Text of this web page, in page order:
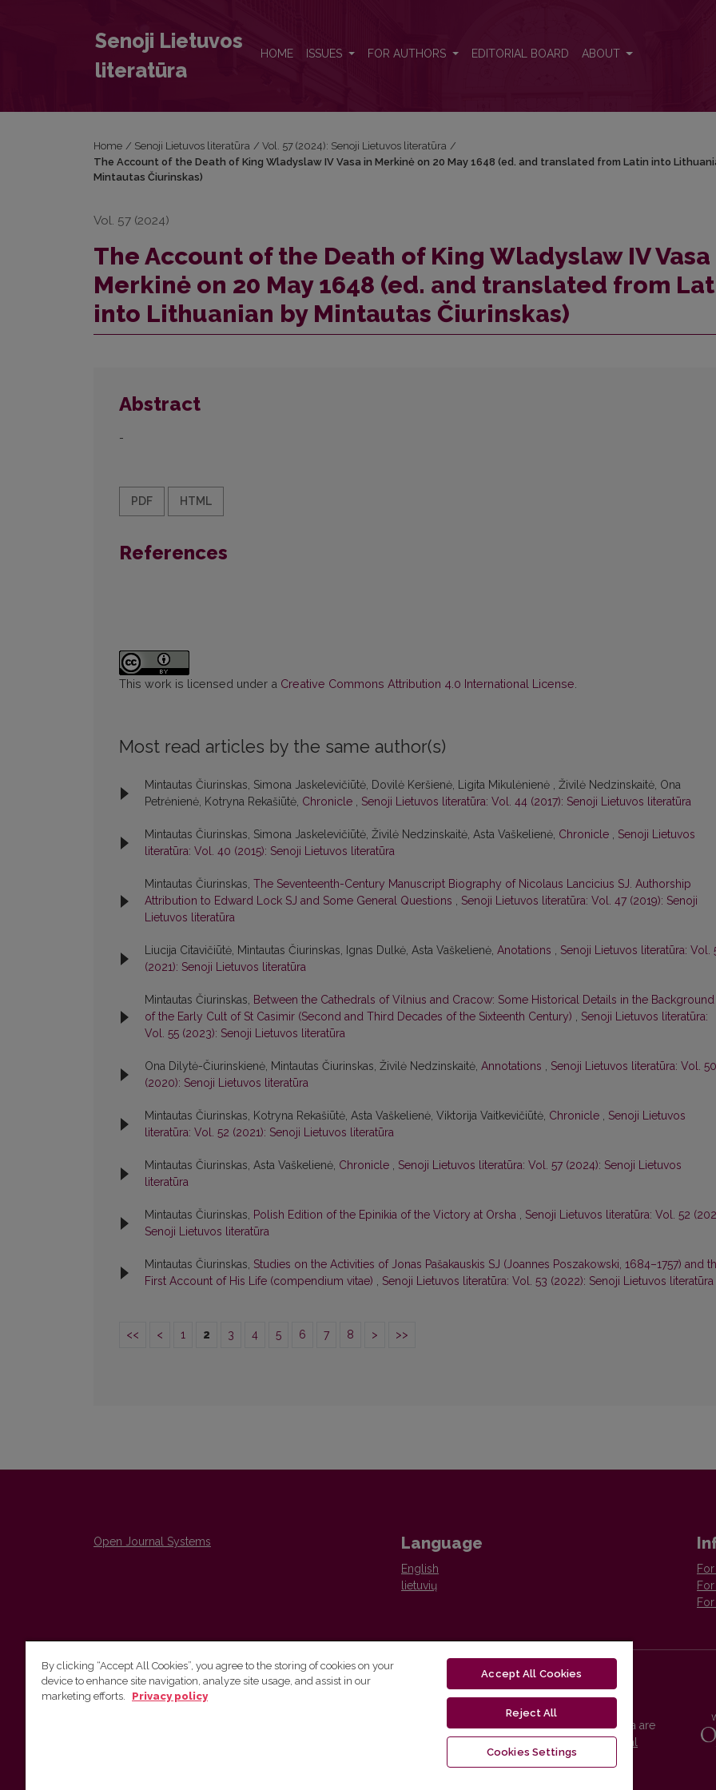
Senoji Lietuvos
literatūra
HOME ISSUES FOR AUTHORS EDITORIAL BOARD ABOUT
Home / Senoji Lietuvos literatūra / Vol. 57 (2024): Senoji Lietuvos literatūra /
The Account of the Death of King Wladyslaw IV Vasa in Merkinė on 20 May 1648 (ed. and translated from Latin into
Mintautas Čiurinskas)
Vol. 57 (2024)
The Account of the Death of King Wladyslaw IV Vasa
Merkinė on 20 May 1648 (ed. and translated from
into Lithuanian by Mintautas Čiurinskas)
Abstract
-
PDF HTML
References
This work is licensed under a Creative Commons Attribution 4.0 International License
Most read articles by the same author(s)
Mintautas Čiurinskas, Simona Jaskelevičiūtė, Dovilė Keršienė, Ligita Mikulėnienė , Živilė Nedzinskaitė, Ona
Petrėnienė, Kotryna Rekašiūtė, Chronicle , Senoji Lietuvos literatūra: Vol. 44 (2017): Senoji Lietuvos literatūra
Mintautas Čiurinskas, Simona Jaskelevičiūtė, Živilė Nedzinskaitė, Asta Vaškelienė, Chronicle , Senoji Lietuvos
literatūra: Vol. 40 (2015): Senoji Lietuvos literatūra
Mintautas Čiurinskas, The Seventeenth-Century Manuscript Biography of Nicolaus Lancicius SJ. Authorship
Attribution to Edward Lock SJ and Some General Questions , Senoji Lietuvos literatūra: Vol. 47 (2019): Senoji
Lietuvos literatūra
Liucija Citavičiūtė, Mintautas Čiurinskas, Ignas Dulkė, Asta Vaškelienė, Anotations , Senoji Lietuvos literatūra: Vol.
(2021): Senoji Lietuvos literatūra
Mintautas Čiurinskas, Between the Cathedrals of Vilnius and Cracow: Some Historical Details in the Background
of the Early Cult of St Casimir (Second and Third Decades of the Sixteenth Century) , Senoji Lietuvos literatūra:
Vol. 55 (2023): Senoji Lietuvos literatūra
Ona Dilytė-Čiurinskienė, Mintautas Čiurinskas, Živilė Nedzinskaitė, Annotations , Senoji Lietuvos literatūra: Vol. 50
(2020): Senoji Lietuvos literatūra
Mintautas Čiurinskas, Kotryna Rekašiūtė, Asta Vaškelienė, Viktorija Vaitkevičiūtė, Chronicle , Senoji Lietuvos
literatūra: Vol. 52 (2021): Senoji Lietuvos literatūra
Mintautas Čiurinskas, Asta Vaškelienė, Chronicle , Senoji Lietuvos literatūra: Vol. 57 (2024): Senoji Lietuvos
literatūra
Mintautas Čiurinskas, Polish Edition of the Epinikia of the Victory at Orsha , Senoji Lietuvos literatūra: Vol. 52
Senoji Lietuvos literatūra
Mintautas Čiurinskas, Studies on the Activities of Jonas Pašakauskis SJ (Joannes Poszakowski, 1684–1757) and
First Account of His Life (compendium vitae) , Senoji Lietuvos literatūra: Vol. 53 (2022): Senoji Lietuvos literatūra
<< < 1 2 3 4 5 6 7 8 > >>
Open Journal Systems Language
English
lietuvių
The Institute of Lithuanian Literature and Folklore /
Lietuvių literatūros ir tautosakos institutas
Vilnius University Press platform and metadata are
distributed by
Creative Commons International
By clicking “Accept All Cookies”, you agree to the storing of cookies on your
device to enhance site navigation, analyze site usage, and assist in our
marketing efforts.
Privacy policy
Accept All Cookies
Reject All
Cookies Settings